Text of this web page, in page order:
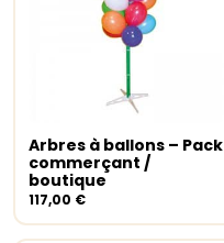
Ajouter au panier
Arbres à ballons – Pack
commerçant /
boutique
117,00 €